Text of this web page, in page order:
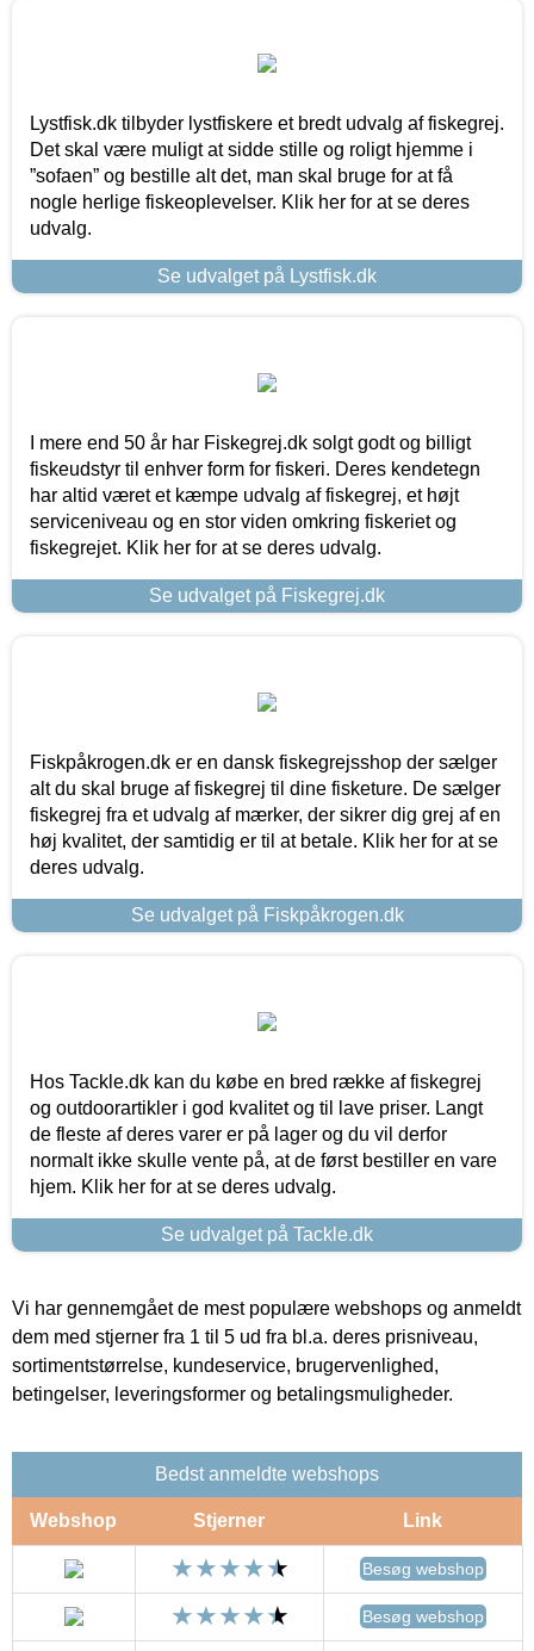
Lystfisk.dk tilbyder lystfiskere et bredt udvalg af fiskegrej.
Det skal være muligt at sidde stille og roligt hjemme i
”sofaen” og bestille alt det, man skal bruge for at få
nogle herlige fiskeoplevelser. Klik her for at se deres
udvalg.
Se udvalget på Lystfisk.dk
I mere end 50 år har Fiskegrej.dk solgt godt og billigt
fiskeudstyr til enhver form for fiskeri. Deres kendetegn
har altid været et kæmpe udvalg af fiskegrej, et højt
serviceniveau og en stor viden omkring fiskeriet og
fiskegrejet. Klik her for at se deres udvalg.
Se udvalget på Fiskegrej.dk
Fiskpåkrogen.dk er en dansk fiskegrejsshop der sælger
alt du skal bruge af fiskegrej til dine fisketure. De sælger
fiskegrej fra et udvalg af mærker, der sikrer dig grej af en
høj kvalitet, der samtidig er til at betale. Klik her for at se
deres udvalg.
Se udvalget på Fiskpåkrogen.dk
Hos Tackle.dk kan du købe en bred række af fiskegrej
og outdoorartikler i god kvalitet og til lave priser. Langt
de fleste af deres varer er på lager og du vil derfor
normalt ikke skulle vente på, at de først bestiller en vare
hjem. Klik her for at se deres udvalg.
Se udvalget på Tackle.dk
Vi har gennemgået de mest populære webshops og anmeldt
dem med stjerner fra 1 til 5 ud fra bl.a. deres prisniveau,
sortimentstørrelse, kundeservice, brugervenlighed,
betingelser, leveringsformer og betalingsmuligheder.
Bedst anmeldte webshops
Webshop Stjerner Link
Besøg webshop
Besøg webshop